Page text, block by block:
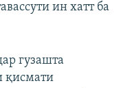
ин хатт ба
гузашта
қисмати